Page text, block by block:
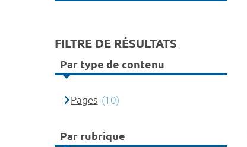
FILTRE DE RÉSULTATS
Par type de contenu
Pages (10)
Par rubrique